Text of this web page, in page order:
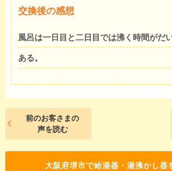
交換後の感想
風呂は一日目と二日目では沸く時間がだ
ある。
前のお客さまの
声を読む
大阪府堺市で給湯器・湯沸かし器